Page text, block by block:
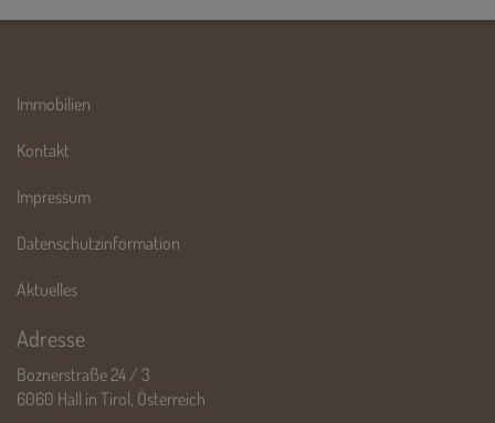
Immobilien
Kontakt
Impressum
Datenschutzinformation
Aktuelles
Adresse
Boznerstraße 24 / 3
6060 Hall in Tirol, Österreich